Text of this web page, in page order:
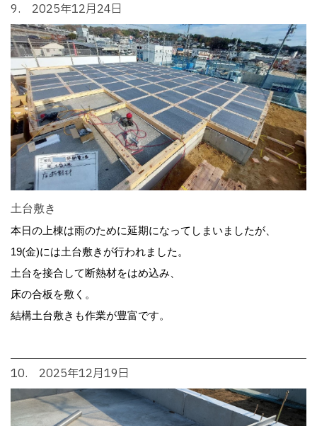
9. 2025年12月24日
土台敷き
本日の上棟は雨のために延期になってしまいましたが、
19(金)には土台敷きが行われました。
土台を接合して断熱材をはめ込み、
床の合板を敷く。
結構土台敷きも作業が豊富です。
10. 2025年12月19日